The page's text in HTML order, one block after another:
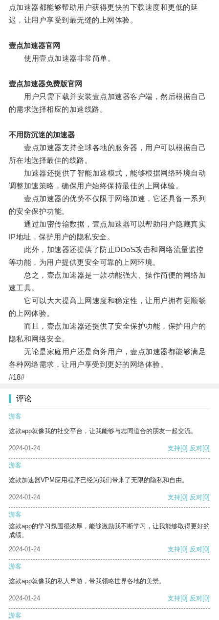
点加速器都能够帮助用户获得更快的下载速度和更低的延
迟，让用户享受到最无缝的上网体验。
壹点加速器官网
使用壹点加速器非常简单。
壹点加速器免费版官网
用户只需下载并安装壹点加速器客户端，然后根据自己
的需求选择相应的加速线路。
不用防沉迷的加速器
壹点加速器支持全球各地的服务器，用户可以根据自己
所在地选择最佳的线路。
加速器还提供了智能加速模式，能够根据网络环境自动
调整加速策略，确保用户始终保持最佳的上网体验。
壹点加速器的优势不仅限于网络加速，它还具备一系列
的安全保护功能。
通过加密传输数据，壹点加速器可以帮助用户隐藏真实
IP地址，保护用户的隐私安全。
此外，加速器还提供了防止DDoS攻击和网络流量监控
等功能，为用户提供更安全可靠的上网环境。
总之，壹点加速器是一款功能强大、操作简便的网络加
速工具。
它可以大大提高上网速度和稳定性，让用户拥有更顺畅
的上网体验。
而且，壹点加速器还提供了安全保护功能，保护用户的
隐私和网络安全。
无论是家庭用户还是商务用户，壹点加速器都能够满足
各种网络需求，让用户享受到更好的网络体验。
#18#
评论
游客
这款app就像我的社交平台，让我能够与志同道合的朋友一起交流。
2024-01-24 支持[0] 反对[0]
游客
这款加速器VPM应用程序已经为我们带来了无限的隐私和自由。
2024-01-24 支持[0] 反对[0]
游客
这款app的学习氛围很浓厚，能够激励我不断学习，让我能够取得更好的
成绩。
2024-01-24
支持[0] 反对[0]
游客
这款app就像我的私人导游，带我领略世界各地的美景。
2024-01-24 支持[0] 反对[0]
游客